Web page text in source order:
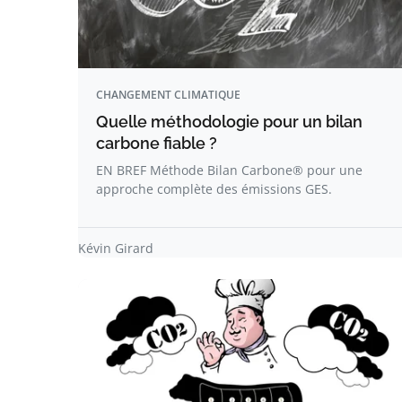
CHANGEMENT CLIMATIQUE
Quelle méthodologie pour un bilan
carbone fiable ?
EN BREF Méthode Bilan Carbone® pour une
approche complète des émissions GES.
Kévin Girard